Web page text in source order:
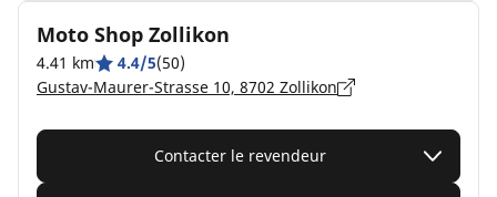
Moto Shop Zollikon
4.41 km 4.4/5(50)
Gustav-Maurer-Strasse 10, 8702 Zollikon
Contacter le revendeur